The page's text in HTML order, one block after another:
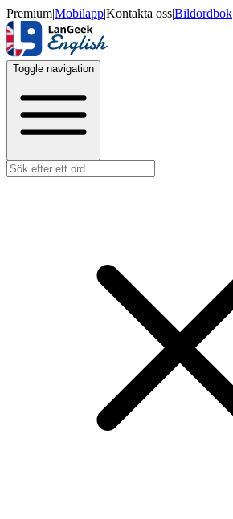
Premium|Mobilapp|Kontakta oss|Bildordbok
Toggle navigation